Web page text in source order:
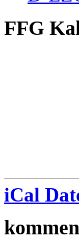
FFG
iCal